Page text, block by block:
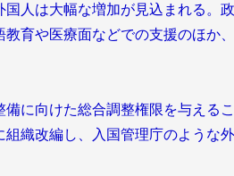
人は大幅な増加が見込まれる。
育や医療面などでの支援のほか
に向けた総合調整権限を与える
織改編し、入国管理庁のような